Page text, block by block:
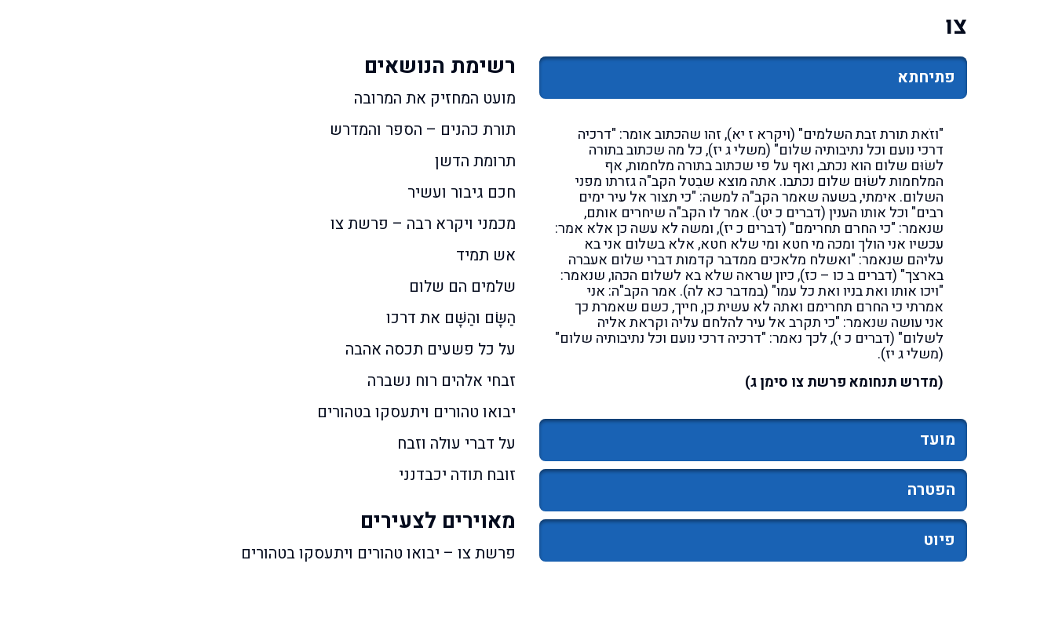
צו
פתיחתא
"וזֹאת תורת זבת השלמים" (ויקרא ז יא), זהו שהכתוב אומר: "דרכיה
דרכי נועם וכל נתיבותיה שלום" (משלי ג יז), כל מה שכתוב בתורה
לשׂוּם שלום הוא נכתב, ואף על פי שכתוב בתורה מלחמות, אף
המלחמות לשׂוּם שלום נכתבו. אתה מוצא שבִטל הקב"ה גזרתו מפני
השלום. אימתי, בשעה שאמר הקב"ה למשה: "כי תצור אל עיר ימים
רבים" וכל אותו הענין (דברים כ יט). אמר לו הקב"ה שיחרים אותם,
שנאמר: "כי החרם תחרימם" (דברים כ יז), ומשה לא עשה כן אלא אמר:
עכשיו אני הולך ומכה מי חטא ומי שלא חטא, אלא בשלום אני בא
עליהם שנאמר: "ואשלח מלאכים ממדבר קדמות דברי שלום אעברה
בארצך" (דברים ב כו – כז), כיון שראה שלא בא לשלום הכהו, שנאמר:
"ויכו אותו ואת בניו ואת כל עמו" (במדבר כא לה). אמר הקב"ה: אני
אמרתי כי החרם תחרימם ואתה לא עשית כן, חייך, כשם שאמרת כך
אני עושה שנאמר: "כי תקרב אל עיר להלחם עליה וקראת אליה
לשלום" (דברים כ י), לכך נאמר: "דרכיה דרכי נועם וכל נתיבותיה שלום"
(משלי ג יז).
(מדרש תנחומא פרשת צו סימן ג)
מועד
הפטרה
פיוט
רשימת הנושאים
מועט המחזיק את המרובה
תורת כהנים – הספר והמדרש
תרומת הדשן
חכם גיבור ועשיר
מכמני ויקרא רבה – פרשת צו
אש תמיד
שלמים הם שלום
הַשָּׂם והַשָּׁם את דרכו
על כל פשעים תכסה אהבה
זבחי אלהים רוח נשברה
יבואו טהורים ויתעסקו בטהורים
על דברי עולה וזבח
זובח תודה יכבדנני
מאוירים לצעירים
פרשת צו – יבואו טהורים ויתעסקו בטהורים